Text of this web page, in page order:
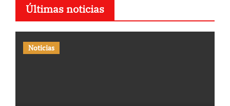
Últimas noticias
Noticias